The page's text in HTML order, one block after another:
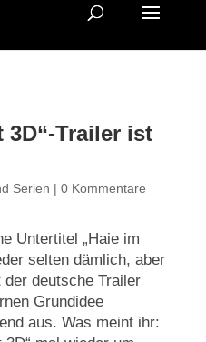
3D“-Trailer ist
Serien | 0 Kommentare
Untertitel „Haie im
selten dämlich, aber
deutsche Trailer
Grundidee
aus. Was meint ihr: